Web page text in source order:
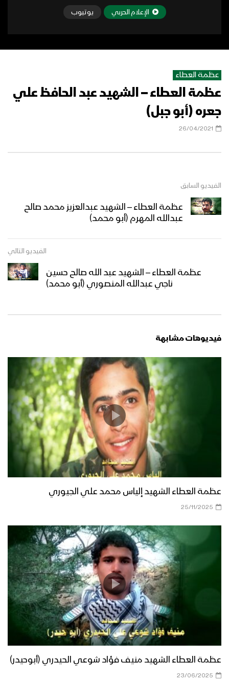
الإعلام الحربي يوتيوب
عظمة العطاء
عظمة العطاء – الشهيد عبد الحافظ علي
جعره (أبو جبل)
26/04/2021
الفيديو السابق
عظمة العطاء – الشهيد عبدالعزيز محمد صالح
عبدالله المهرم (أبو محمد)
الفيديو التالي
عظمة العطاء – الشهيد عبد الله صالح حسين
ناجي عبدالله المنصوري (أبو محمد)
فيديوهات مشابهة
عظمة العطاء الشهيد إلياس محمد علي الجيوري
25/11/2025
عظمة العطاء الشهيد منيف فؤاد شوعي الحيدري (أبوحيدر)
23/06/2025